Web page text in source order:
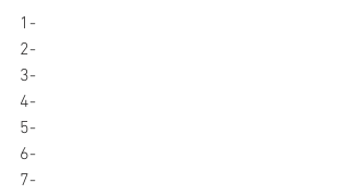
1-
2-
3-
4-
5-
6-
7-